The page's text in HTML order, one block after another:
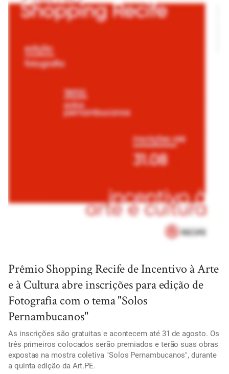
Prêmio Shopping Recife de Incentivo à Arte
e à Cultura abre inscrições para edição de
Fotografia com o tema "Solos
Pernambucanos"
As inscrições são gratuitas e acontecem até 31 de agosto. Os
três primeiros colocados serão premiados e terão suas obras
expostas na mostra coletiva "Solos Pernambucanos", durante
a quinta edição da Art.PE.